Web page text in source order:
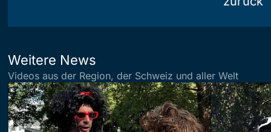
Weitere News
Videos aus der Region, der Schweiz und aller Welt